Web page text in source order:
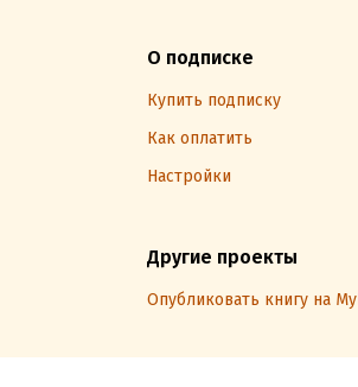
О подписке
Купить подписку
Как оплатить
Настройки
Другие проекты
Опубликовать книгу на